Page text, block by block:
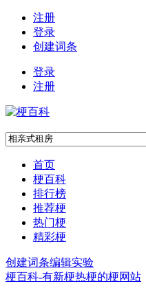
注册
登录
创建词条
登录
注册
首页
梗百科
排行榜
推荐梗
热门梗
精彩梗
创建词条编辑实验
梗百科-有新梗热梗的梗网站